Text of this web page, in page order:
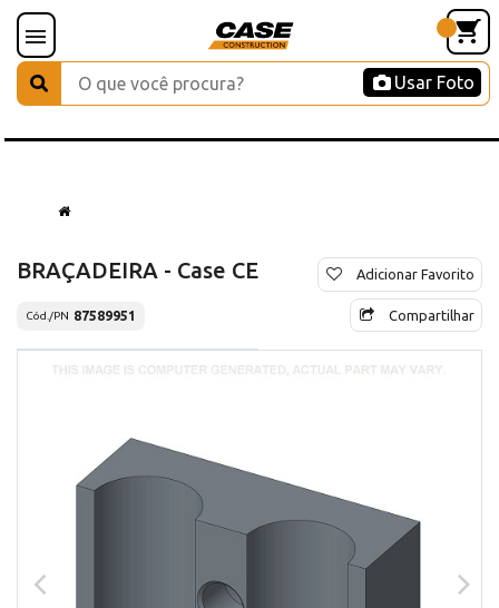
Usar Foto
BRAÇADEIRA - Case CE
Cód./PN 87589951
Adicionar Favorito
Compartilhar